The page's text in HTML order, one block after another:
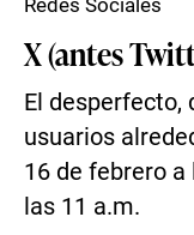
X (antes
El desperfecto,
usuarios
16 de febrero a
las 11 a.m.
Redes Sociales